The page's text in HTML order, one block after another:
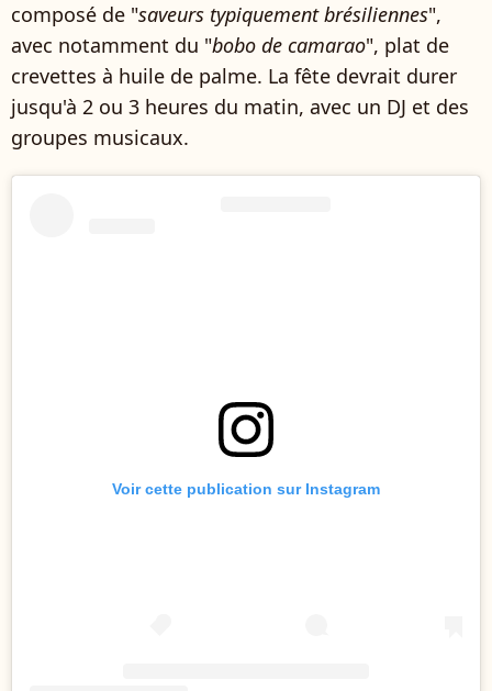
composé de "saveurs typiquement brésiliennes",
avec notamment du "bobo de camarao", plat de
crevettes à huile de palme. La fête devrait durer
jusqu'à 2 ou 3 heures du matin, avec un DJ et des
groupes musicaux.
Voir cette publication sur Instagram